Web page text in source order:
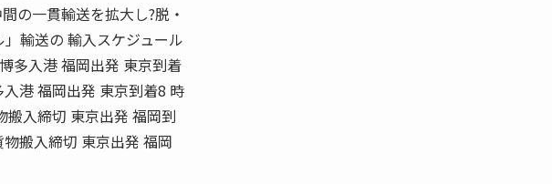
貫輸送を拡大し?脱・
輸送の 輸入スケジュール
多入港 福岡出発 東京到着
港 福岡出発 東京到着8 時
入締切 東京出発 福岡到
搬入締切 東京出発 福岡